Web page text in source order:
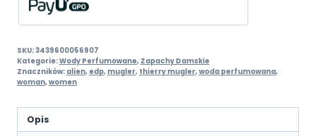
SKU:3439600056907
Kategorie:Wody Perfumowane, Zapachy Damskie
Znaczników: alien, edp, mugler, thierry mugler,woda perfumowana,
woman,women
Opis